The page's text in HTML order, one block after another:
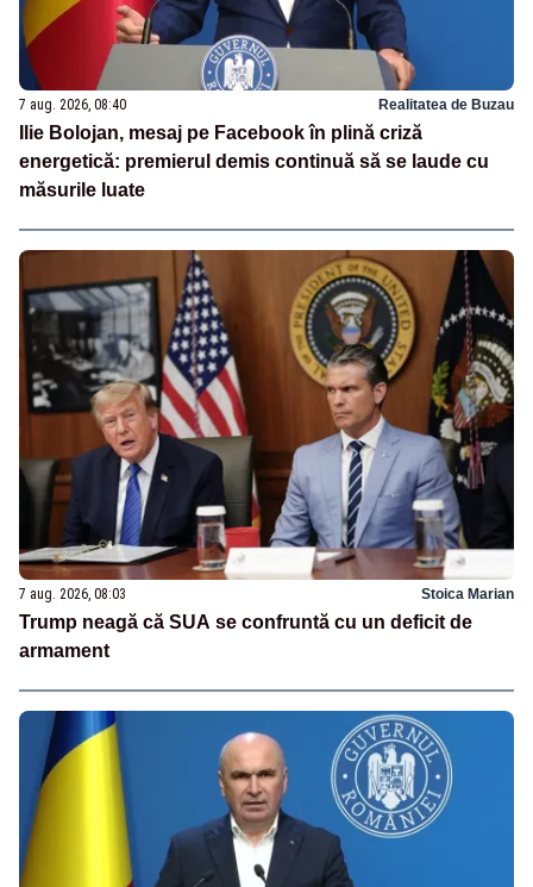
7 aug. 2026, 08:40 Realitatea de Buzau
Ilie Bolojan, mesaj pe Facebook în plină criză
energetică: premierul demis continuă să se laude cu
măsurile luate
7 aug. 2026, 08:03 Stoica Marian
Trump neagă că SUA se confruntă cu un deficit de
armament